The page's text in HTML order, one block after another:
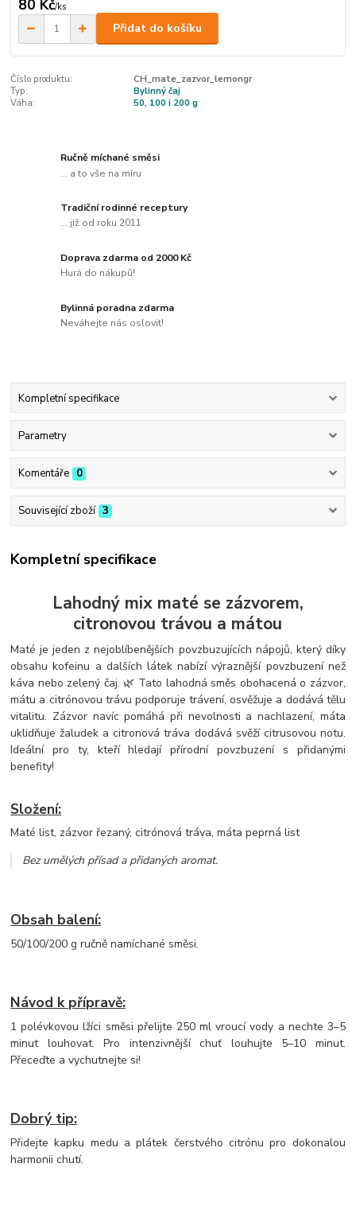
80 Kč/ks
Přidat do košíku
Číslo produktu:
CH_mate_zazvor_lemongr
Typ:
Bylinný čaj
Váha:
50, 100 i 200 g
Ručně míchané směsi
... a to vše na míru
Tradiční rodinné receptury
... již od roku 2011
Doprava zdarma od 2000 Kč
Hurá do nákupů!
Bylinná poradna zdarma
Neváhejte nás oslovit!
Kompletní specifikace
Parametry
Komentáře 0
Související zboží 3
Kompletní specifikace
Lahodný mix maté se zázvorem,
citronovou trávou a mátou
Maté je jeden z nejoblíbenějších povzbuzujících nápojů, který díky
obsahu kofeinu a dalších látek nabízí výraznější povzbuzení než
káva nebo zelený čaj. 🌿 Tato lahodná směs obohacená o zázvor,
mátu a citrónovou trávu podporuje trávení, osvěžuje a dodává tělu
vitalitu. Zázvor navíc pomáhá při nevolnosti a nachlazení, máta
uklidňuje žaludek a citronová tráva dodává svěží citrusovou notu.
Ideální pro ty, kteří hledají přírodní povzbuzení s přidanými
benefity!
Složení:
Maté list, zázvor řezaný, citrónová tráva, máta peprná list
Bez umělých přísad a přidaných aromat.
Obsah balení:
50/100/200 g ručně namíchané směsi.
Návod k přípravě:
1 polévkovou lžíci směsi přelijte 250 ml vroucí vody a nechte 3–5
minut louhovat. Pro intenzivnější chuť louhujte 5–10 minut.
Přeceďte a vychutnejte si!
Dobrý tip:
Přidejte kapku medu a plátek čerstvého citrónu pro dokonalou
harmonii chutí.